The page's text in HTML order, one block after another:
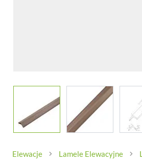
View larger imageView larger
Elewacje Lamele Elewacyjne